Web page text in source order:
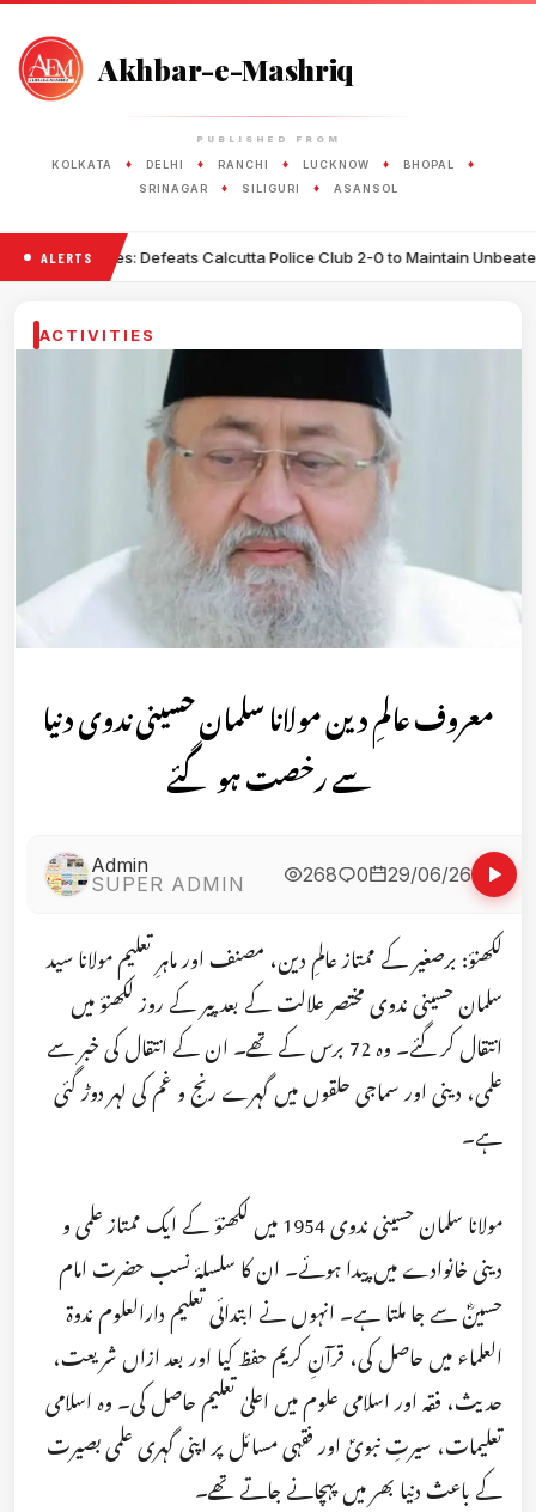
Akhbar-e-Mashriq
PUBLISHED FROM
KOLKATA ♦ DELHI ♦ RANCHI ♦ LUCKNOW ♦ BHOPAL ♦
SRINAGAR ♦ SILIGURI ♦ ASANSOL
ALERTS
Calcutta Police Club 2-0 to Maintain Unbeaten Record •
ACTIVITIES
معروف عالمِ دین مولانا سلمان حسینی ندوی دنیا
سے رخصت ہو گئے
Admin
SUPER ADMIN
268 0 29/06/26
لکھنؤ: برصغیر کے ممتاز عالمِ دین، مصنف اور ماہرِ تعلیم مولانا سید
سلمان حسینی ندوی مختصر علالت کے بعد پیر کے روز لکھنؤ میں
انتقال کر گئے۔ وہ 72 برس کے تھے۔ ان کے انتقال کی خبر سے
علمی، دینی اور سماجی حلقوں میں گہرے رنج و غم کی لہر دوڑ گئی
ہے۔
مولانا سلمان حسینی ندوی 1954 میں لکھنؤ کے ایک ممتاز علمی و
دینی خانوادے میں پیدا ہوئے۔ ان کا سلسلۂ نسب حضرت امام
حسینؓ سے جا ملتا ہے۔ انہوں نے ابتدائی تعلیم دارالعلوم ندوۃ
العلماء میں حاصل کی، قرآنِ کریم حفظ کیا اور بعد ازاں شریعت،
حدیث، فقہ اور اسلامی علوم میں اعلیٰ تعلیم حاصل کی۔ وہ اسلامی
تعلیمات، سیرتِ نبویؐ اور فقہی مسائل پر اپنی گہری علمی بصیرت
کے باعث دنیا بھر میں پہچانے جاتے تھے۔